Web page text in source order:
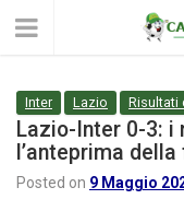
Inter Lazio Risultati
Lazio-Inter 0-3: i
l’anteprima
Posted on 9 Maggio